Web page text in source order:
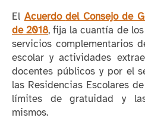
El Acuerdodel Consejo de
de 2018, fija la cuantía de
servicios complementarios
escolar y actividades
docentes públicos y por el
las Residencias Escolares
límites de gratuidad y
mismos.